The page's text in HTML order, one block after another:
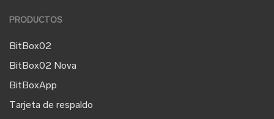
PRODUCTOS
BitBox02
BitBox02 Nova
BitBoxApp
Tarjeta de respaldo